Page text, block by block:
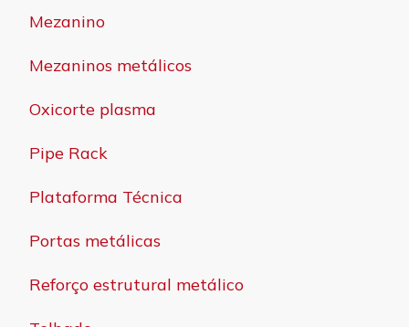
Mezanino
Mezaninos metálicos
Oxicorte plasma
Pipe Rack
Plataforma Técnica
Portas metálicas
Reforço estrutural metálico